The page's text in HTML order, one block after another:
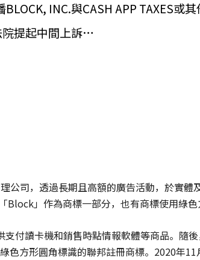
INC.與CASH APP TAXES或其
院提起中間上訴…
公司，透過長期且高額的廣告活動，於實體
Block」作為商標一部分，也有商標使用綠色
付讀卡機和銷售時點情報軟體等商品。隨
色方形圓角標識的聯邦註冊商標。2020年